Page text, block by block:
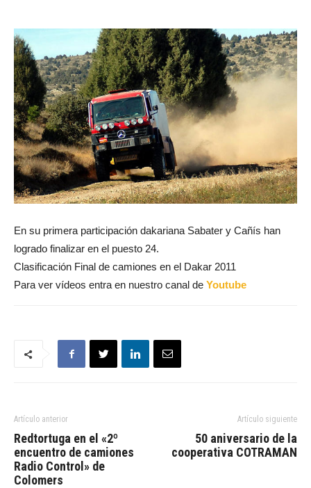
En su primera participación dakariana Sabater y Cañís han
logrado finalizar en el puesto 24.
Clasificación Final de camiones en el Dakar 2011
Para ver vídeos entra en nuestro canal de Youtube
Artículo anterior
Redtortuga en el «2º
encuentro de camiones
Radio Control» de
Colomers
Artículo siguiente
50 aniversario de la
cooperativa COTRAMAN